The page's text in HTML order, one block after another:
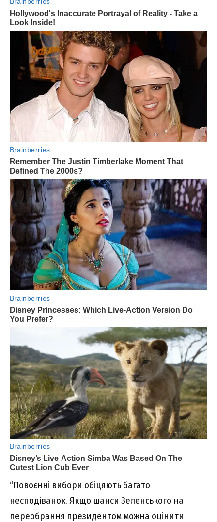
“Повоєнні вибори обіцяють багато
несподіванок. Якщо шанси Зеленського на
переобрання президентом можна оцінити